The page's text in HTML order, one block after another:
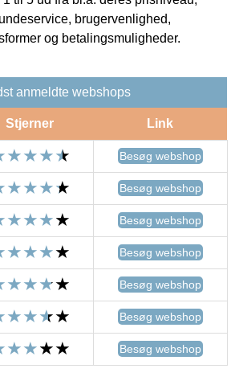
brugervenlighed,
og betalingsmuligheder.
anmeldte webshops
Stjerner Link
Besøg webshop
Besøg webshop
Besøg webshop
Besøg webshop
Besøg webshop
Besøg webshop
Besøg webshop